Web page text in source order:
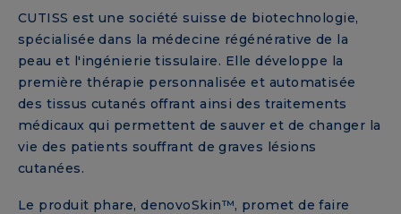
CUTISS est une société suisse de biotechnologie,
spécialisée dans la médecine régénérative de la
peau et l'ingénierie tissulaire. Elle développe la
première thérapie personnalisée et automatisée
des tissus cutanés offrant ainsi des traitements
médicaux qui permettent de sauver et de changer la
vie des patients souffrant de graves lésions
cutanées.
Le produit phare, denovoSkin™, promet de faire